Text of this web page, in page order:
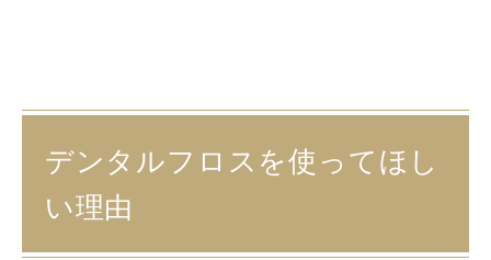
デンタルフロスを使ってほし
い理由